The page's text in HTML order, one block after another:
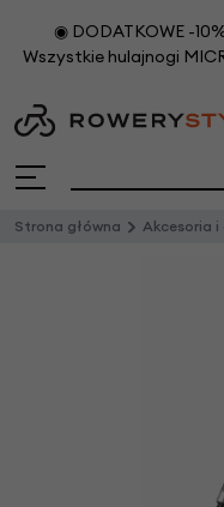
◉ DODATKOWE -
Wszystkie hulajnogi
Strona główna Akcesoria i